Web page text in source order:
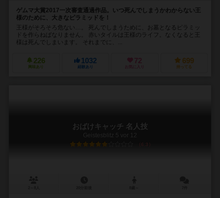
ゲムマ大賞2017一次審査通過作品。いつ死んでしまうかわからない王
様のために、大きなピラミッドを！
王様がそろそろ危ない…。 死んでしまうために、お墓となるピラミッ
ドを作らねばなりません。 赤いタイルは王様のライフ。なくなると王
様は死んでしまいます。 それまでに、...
226
興味あり
1032
経験あり
72
お気に入り
699
持ってる
おばけキャッチ 名人技
Geistesblitz 5 vor 12
6.3